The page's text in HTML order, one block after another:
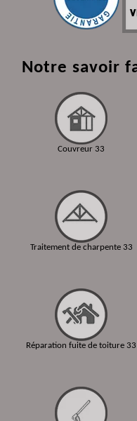
Notre savoir
Couvreur 33
Traitement de charpente 33
Réparation fuite de toiture 33